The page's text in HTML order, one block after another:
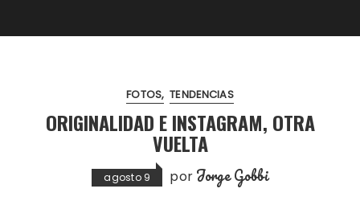
FOTOS TENDENCIAS
ORIGINALIDAD E INSTAGRAM, OTRA
VUELTA
agosto 9 por Jorge Gobbi